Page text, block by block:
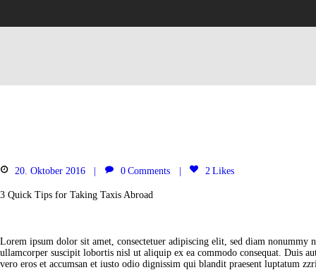
20. Oktober 2016 0 Comments 2 Likes
3 Quick Tips for Taking Taxis Abroad
Lorem ipsum dolor sit amet, consectetuer adipiscing elit, sed diam
ullamcorper suscipit lobortis nisl ut aliquip ex ea commodo consequat. Duis
vero eros et accumsan et iusto odio dignissim qui blandit praesent luptatum